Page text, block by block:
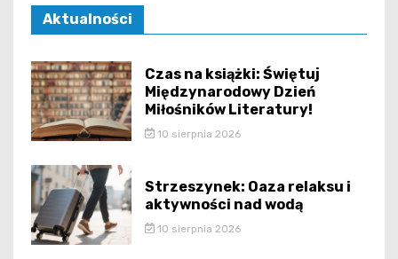
Aktualności
Czas na książki: Świętuj
Międzynarodowy Dzień
Miłośników Literatury!
10 sierpnia 2026
Strzeszynek: Oaza relaksu i
aktywności nad wodą
10 sierpnia 2026